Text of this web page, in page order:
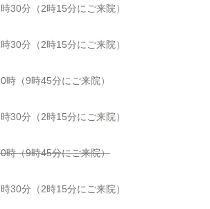
分（2時15分にご来院）
分（2時15分にご来院）
（9時45分にご来院）
分（2時15分にご来院）
（9時45分にご来院）
分（2時15分にご来院）